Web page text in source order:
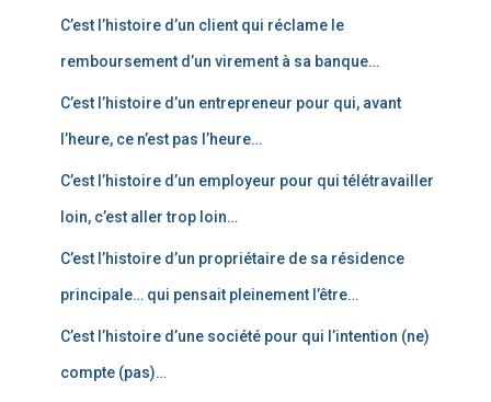
C’est l’histoire d’un client qui réclame le
remboursement d’un virement à sa banque…
C’est l’histoire d’un entrepreneur pour qui, avant
l’heure, ce n’est pas l’heure…
C’est l’histoire d’un employeur pour qui télétravailler
loin, c’est aller trop loin…
C’est l’histoire d’un propriétaire de sa résidence
principale… qui pensait pleinement l’être…
C’est l’histoire d’une société pour qui l’intention (ne)
compte (pas)…